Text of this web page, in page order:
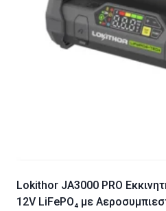
Lokithor JA3000 PRO
12V LiFePO₄ με